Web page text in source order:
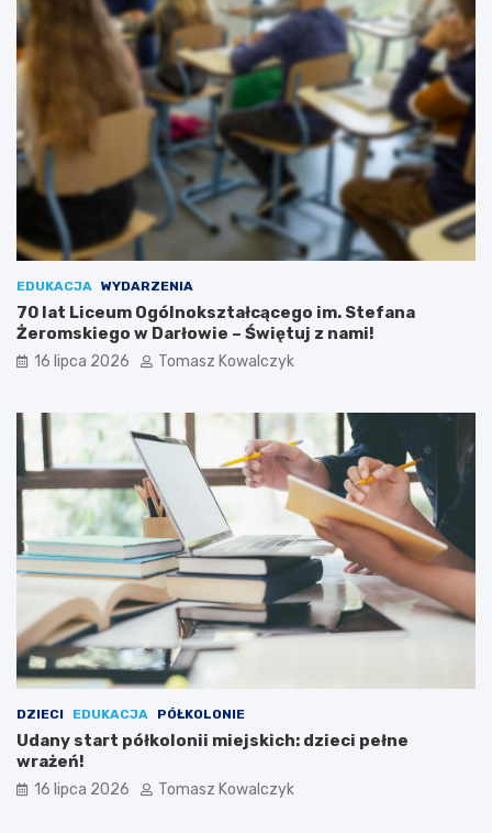
EDUKACJA WYDARZENIA
70 lat Liceum Ogólnokształcącego im. Stefana
Żeromskiego w Darłowie – Świętuj z nami!
16 lipca 2026 Tomasz Kowalczyk
DZIECI EDUKACJA PÓŁKOLONIE
Udany start półkolonii miejskich: dzieci pełne
wrażeń!
16 lipca 2026 Tomasz Kowalczyk